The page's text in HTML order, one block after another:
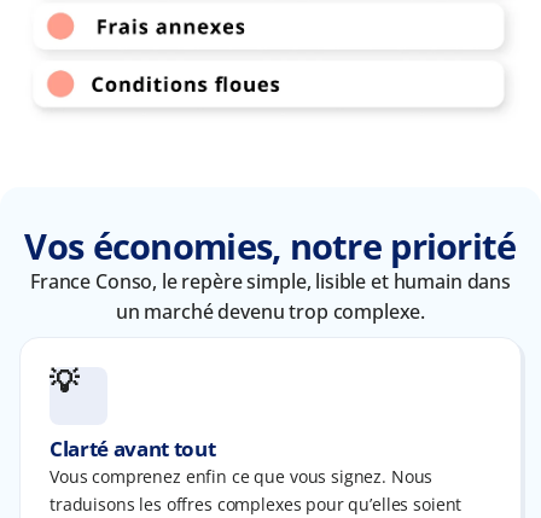
Vos économies, notre priorité
France Conso, le repère simple, lisible et humain dans
un marché devenu trop complexe.
💡
Clarté avant tout
Vous comprenez enfin ce que vous signez. Nous
traduisons les offres complexes pour qu’elles soient